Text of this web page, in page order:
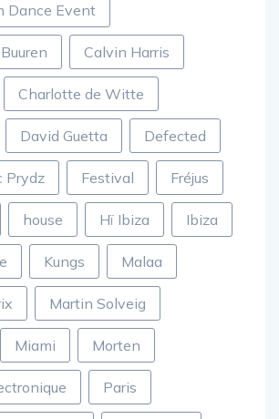
Dance Event
Calvin Harris
Charlotte de Witte
David Guetta Defected
Prydz Festival Fréjus
house Hï Ibiza Ibiza
Kungs Malaa
Martin Solveig
Miami Morten
Paris